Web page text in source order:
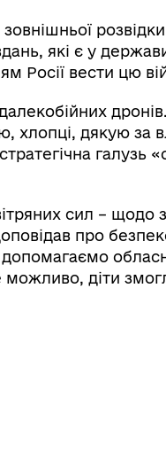
які є у
Росії вести цю
хлопці, дякую за
галузь
сил –
про
діти